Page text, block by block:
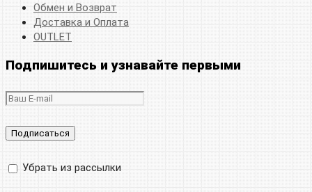
Обмен и Возврат
Доставка и Оплата
OUTLET
Подпишитесь и узнавайте первыми
Убрать из рассылки